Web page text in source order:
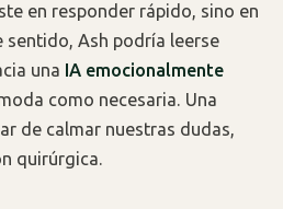
en responder rápido, sino en
sentido, Ash podría leerse
una IA emocionalmente
como necesaria. Una
de calmar nuestras dudas,
quirúrgica.